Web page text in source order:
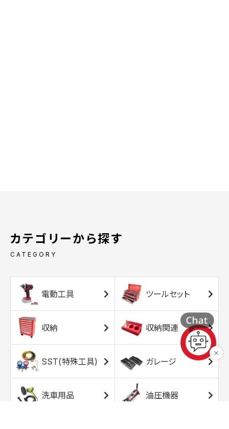
カテゴリーから探す
CATEGORY
電動工具 ツールセット
収納 収納関連
SST(特殊工具) ガレージ
洗車用品 油圧機器